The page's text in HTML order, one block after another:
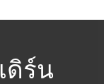
ดิร์น